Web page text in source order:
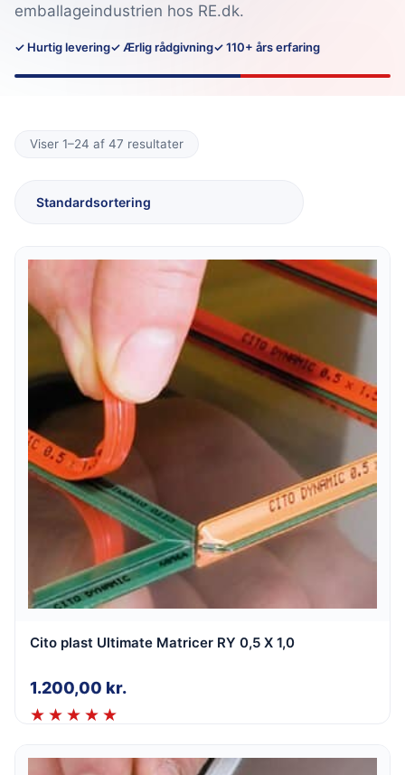
emballageindustrien hos RE.dk.
✓ Hurtig levering✓ Ærlig rådgivning✓ 110+ års erfaring
Viser 1–24 af 47 resultater
Cito plast Ultimate Matricer RY 0,5 X 1,0
1.200,00 kr.